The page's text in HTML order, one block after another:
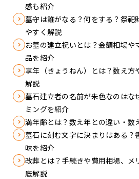
感も紹介
墓守は誰がなる？何をする？祭祀
やすく解説
お墓の建立祝いとは？金額相場や
品を紹介
享年（きょうねん）とは？数え方
解説
墓石建立者の名前が朱色なのはな
ミングを紹介
満年齢とは？数え年との違い・数
墓石に刻む文字に決まりはある？
味を紹介
改葬とは？手続きや費用相場、メ
底解説